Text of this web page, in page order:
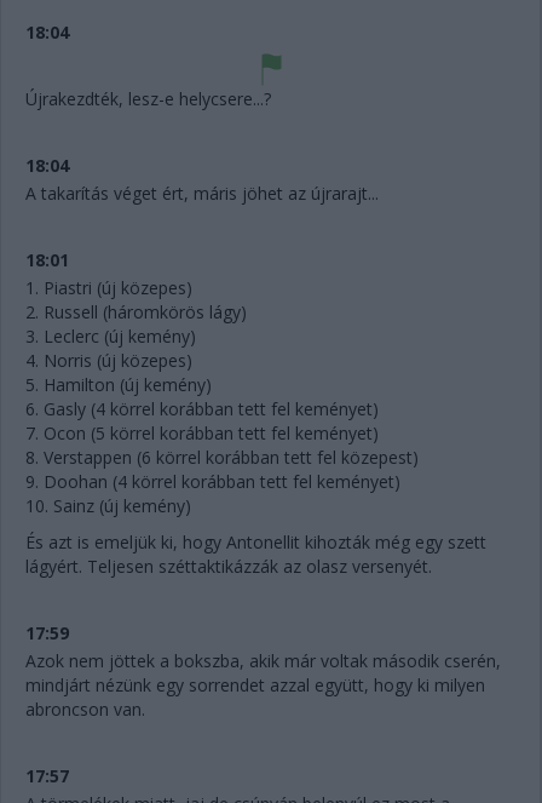
18:04
Újrakezdték, lesz-e helycsere...?
18:04
A takarítás véget ért, máris jöhet az újrarajt...
18:01
1. Piastri (új közepes)
2. Russell (háromkörös lágy)
3. Leclerc (új kemény)
4. Norris (új közepes)
5. Hamilton (új kemény)
6. Gasly (4 körrel korábban tett fel keményet)
7. Ocon (5 körrel korábban tett fel keményet)
8. Verstappen (6 körrel korábban tett fel közepest)
9. Doohan (4 körrel korábban tett fel keményet)
10. Sainz (új kemény)
És azt is emeljük ki, hogy Antonellit kihozták még egy szett
lágyért. Teljesen széttaktikázzák az olasz versenyét.
17:59
Azok nem jöttek a bokszba, akik már voltak második cserén,
mindjárt nézünk egy sorrendet azzal együtt, hogy ki milyen
abroncson van.
17:57